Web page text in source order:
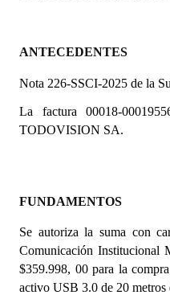
Reglamento Interno
DOCUMENTOS
Informes de Gestión
Proyectos Presentados
ANTECEDENTES
Nota 226-SSCI-2025 de la
La factura 00018-
TODOVISION SA.
FUNDAMENTOS
Se autoriza la suma con
Comunicación Institucional
$359.998, 00 para la
activo USB 3.0 de 20 metros